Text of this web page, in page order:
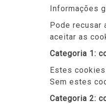
Informações
Pode recusar
aceitar as
Categoria 1:
Estes
Sem estes
Categoria 2: